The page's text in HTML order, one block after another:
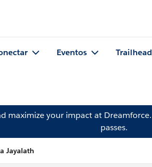
Eventos Trailhead
maximize your impact at Dreamforce.
passes.
Jayalath